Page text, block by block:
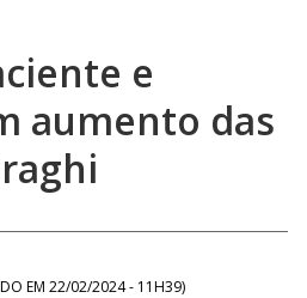
e
aumento das
EM 22/02/2024 - 11H39)